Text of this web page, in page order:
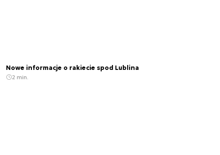
Nowe informacje o rakiecie spod Lublina
2 min.